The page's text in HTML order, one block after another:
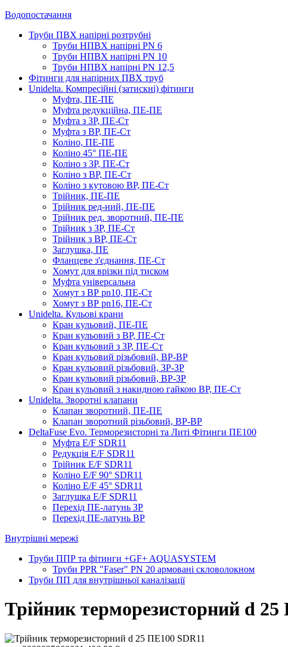
Водопостачання
Труби ПВХ напірні розтрубні
Труби НПВХ напірні PN 6
Труби НПВХ напірні PN 10
Труби НПВХ напірні PN 12,5
Фітинги для напірних ПВХ труб
Unidelta. Компресійні (затискні) фітинги
Муфта, ПЕ-ПЕ
Муфта редукційна, ПЕ-ПЕ
Муфта з ЗР, ПЕ-Ст
Муфта з ВР, ПЕ-Ст
Коліно, ПЕ-ПЕ
Коліно 45° ПЕ-ПЕ
Коліно з ЗР, ПЕ-Ст
Коліно з ВР, ПЕ-Ст
Коліно з кутовою ВР, ПЕ-Ст
Трійник, ПЕ-ПЕ
Трійник ред-ний, ПЕ-ПЕ
Трійник ред. зворотний, ПЕ-ПЕ
Трійник з ЗР, ПЕ-Ст
Трійник з ВР, ПЕ-Ст
Заглушка, ПЕ
Фланцеве з'єднання, ПЕ-Ст
Хомут для врізки під тиском
Муфта універсальна
Хомут з ​​ВР pn10, ПЕ-Ст
Хомут з ВР pn16, ПЕ-Ст
Unidelta. Кульові крани
Кран кульовий, ПЕ-ПЕ
Кран кульовий з ВР, ПЕ-Ст
Кран кульовий з ЗР, ПЕ-Ст
Кран кульовий різьбовий, ВР-ВР
Кран кульовий різьбовий, ЗР-ЗР
Кран кульовий різьбовий, ВР-ЗР
Кран кульовий з накидною гайкою ВР, ПЕ-Ст
Unidelta. Зворотні клапани
Клапан зворотний, ПЕ-ПЕ
Клапан зворотний різьбовий, ВР-ВР
DeltaFuse Evo. Терморезисторні та Литі Фітинги ПЕ100
Муфта E/F SDR11
Редукція E/F SDR11
Трійник E/F SDR11
Коліно E/F 90° SDR11
Коліно E/F 45° SDR11
Заглушка E/F SDR11
Перехід ПЕ-латунь ЗР
Перехід ПЕ-латунь ВР
Внутрішні мережі
Труби ППР та фітинги +GF+ AQUASYSTEM
Труби PPR "Faser" PN 20 армовані скловолокном
Труби ПП для внутрішньої каналізації
Трійник терморезисторний d